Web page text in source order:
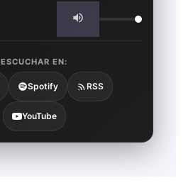
ESCUCHAR EN:
Spotify RSS
YouTube